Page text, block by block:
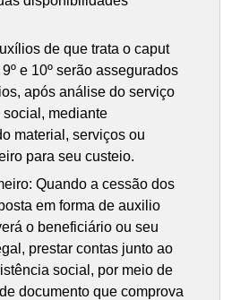
de que trata o caput
e 10º serão assegurados
após análise do serviço
mediante
material, serviços ou
para seu custeio.
Quando a cessão dos
em forma de auxilio
o beneficiário ou seu
prestar contas junto ao
social, por meio de
documento que comprova